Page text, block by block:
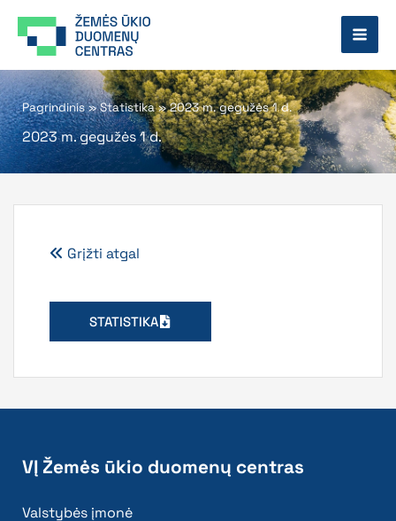
prie
Pagrindinis»Statistika»2023 m. gegužės 1 d.
2023 m. gegužės 1 d.
Grįžti atgal
STATISTIKA
VĮ Žemės ūkio duomenų centras
Valstybės įmonė